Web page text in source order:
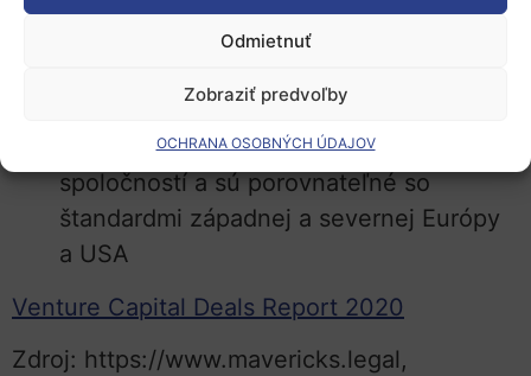
Odmietnuť
Zobraziť predvoľby
OCHRANA OSOBNÝCH ÚDAJOV
Trh rizikového kapitálu v Česku z roka
Obchodné podmienky sú čoraz
priaznivejšie pre zakladateľov
spoločností a sú porovnateľné so
štandardmi západnej a severnej Európy
a USA
Venture Capital Deals Report 2020
Zdroj: https://www.mavericks.legal,